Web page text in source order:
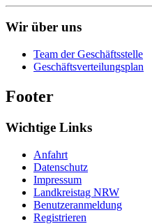
Wir über uns
Team der Geschäftsstelle
Geschäftsverteilungsplan
Footer
Wichtige Links
Anfahrt
Datenschutz
Impressum
Landkreistag NRW
Benutzeranmeldung
Registrieren